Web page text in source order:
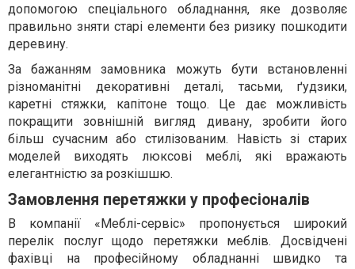
допомогою спеціального обладнання, яке дозволяє
правильно зняти старі елементи без ризику пошкодити
деревину.
За бажанням замовника можуть бути встановленні
різноманітні декоративні деталі, тасьми, ґудзики,
каретні стяжки, капітоне тощо. Це дає можливість
покращити зовнішній вигляд дивану, зробити його
більш сучасним або стилізованим. Навість зі старих
моделей виходять люксові меблі, які вражають
елегантністю за розкішшю.
Замовлення перетяжки у професіоналів
В компанії «Меблі-сервіс» пропонується широкий
перелік послуг щодо перетяжки меблів. Досвідчені
фахівці на професійному обладнанні швидко та